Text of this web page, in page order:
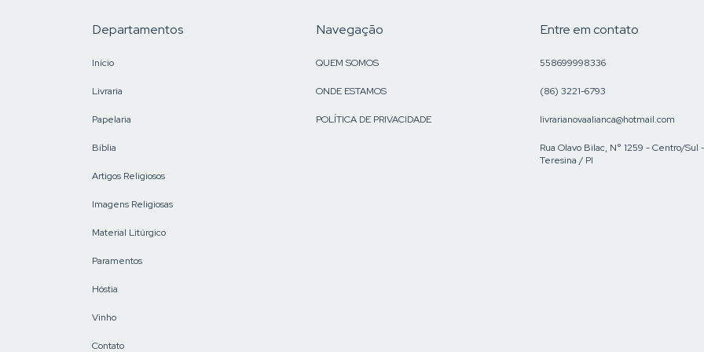
Departamentos
Início
Livraria
Papelaria
Bíblia
Artigos Religiosos
Imagens Religiosas
Material Litúrgico
Paramentos
Hóstia
Vinho
Contato
Navegação
QUEM SOMOS
ONDE ESTAMOS
POLÍTICA DE PRIVACIDADE
Entre em contato
558699998336
(86) 3221-6793
livrarianovaalianca@hotmail.com
Rua Olavo Bilac, N° 1259 - Centro/Sul -
Teresina / PI